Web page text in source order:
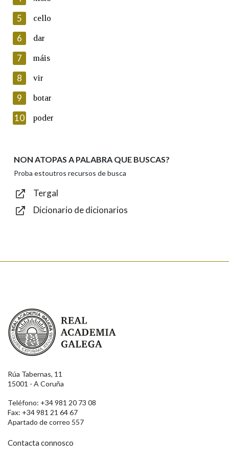
Lin e acepto as condicións da política de
Introduce o código que aparece na imaxe:
Texto de verificación
Enviar
5 cello
6 dar
7 máis
8 vir
9 botar
10 poder
NON ATOPAS A PALABRA QUE BUSCAS?
Proba estoutros recursos de busca
Tergal
Dicionario de dicionarios
Real Academia Galega
Rúa Tabernas, 11
15001 - A Coruña
Teléfono: +34 981 20 73 08
Fax: +34 981 21 64 67
Apartado de correo 557
Contacta connosco